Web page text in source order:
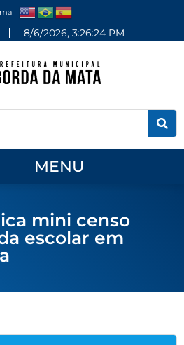
8/6/2026, 3:26:24 PM
MENU
mini censo
escolar em